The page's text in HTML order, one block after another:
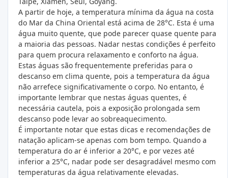
A partir de hoje, a temperatura mínima da água na costa
do Mar da China Oriental está acima de 28°C. Esta é uma
água muito quente, que pode parecer quase quente para
a maioria das pessoas. Nadar nestas condições é perfeito
para quem procura relaxamento e conforto na água.
Estas águas são frequentemente preferidas para o
descanso em clima quente, pois a temperatura da água
não arrefece significativamente o corpo. No entanto, é
importante lembrar que nestas águas quentes, é
necessária cautela, pois a exposição prolongada sem
descanso pode levar ao sobreaquecimento.
É importante notar que estas dicas e recomendações de
natação aplicam-se apenas com bom tempo. Quando a
temperatura do ar é inferior a 20°C, e por vezes até
inferior a 25°C, nadar pode ser desagradável mesmo com
temperaturas da água relativamente elevadas.